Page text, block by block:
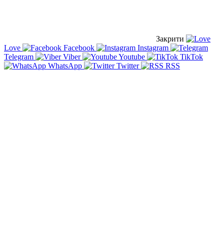
Закрити
Love
Facebook
Instagram
Telegram
Viber Youtube
TikTok
WhatsApp
Twitter RSS